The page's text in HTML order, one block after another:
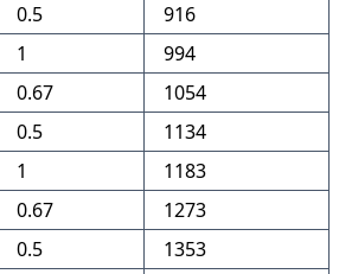
0.5
916
1
994
0.67
1054
0.5
1134
1
1183
0.67
1273
0.5
1353